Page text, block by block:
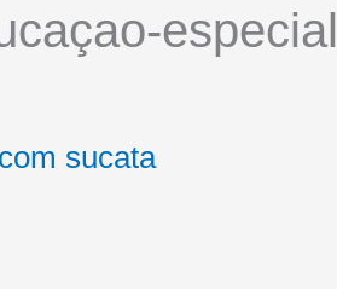
especial
sucata